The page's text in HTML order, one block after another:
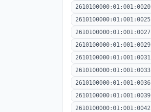
2610100000:01:001:0020
2610100000:01:001:0025
2610100000:01:001:0027
2610100000:01:001:0029
2610100000:01:001:0031
2610100000:01:001:0033
2610100000:01:001:0036
2610100000:01:001:0039
2610100000:01:001:0042